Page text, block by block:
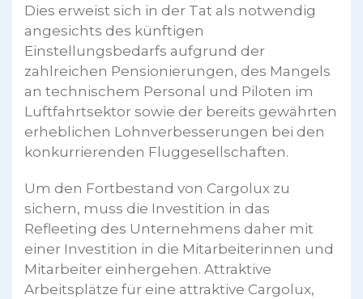
Dies erweist sich in der Tat als notwendig
angesichts des künftigen
Einstellungsbedarfs aufgrund der
zahlreichen Pensionierungen, des Mangels
an technischem Personal und Piloten im
Luftfahrtsektor sowie der bereits gewährten
erheblichen Lohnverbesserungen bei den
konkurrierenden Fluggesellschaften.
Um den Fortbestand von Cargolux zu
sichern, muss die Investition in das
Refleeting des Unternehmens daher mit
einer Investition in die Mitarbeiterinnen und
Mitarbeiter einhergehen. Attraktive
Arbeitsplätze für eine attraktive Cargolux,